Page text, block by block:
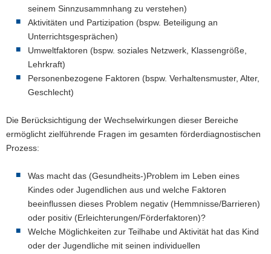
seinem Sinnzusammnhang zu verstehen)
Aktivitäten und Partizipation (bspw. Beteiligung an
Unterrichtsgesprächen)
Umweltfaktoren (bspw. soziales Netzwerk, Klassengröße,
Lehrkraft)
Personenbezogene Faktoren (bspw. Verhaltensmuster, Alter,
Geschlecht)
Die Berücksichtigung der Wechselwirkungen dieser Bereiche
ermöglicht zielführende Fragen im gesamten förderdiagnostischen
Prozess:
Was macht das (Gesundheits-)Problem im Leben eines
Kindes oder Jugendlichen aus und welche Faktoren
beeinflussen dieses Problem negativ (Hemmnisse/Barrieren)
oder positiv (Erleichterungen/Förderfaktoren)?
Welche Möglichkeiten zur Teilhabe und Aktivität hat das Kind
oder der Jugendliche mit seinen individuellen